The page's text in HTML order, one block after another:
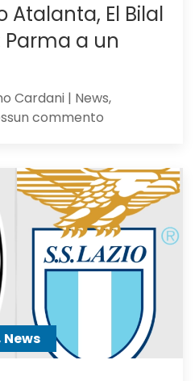
El Bilal
Parma a un
Cardani | News,
commento
El
Bilal
resta
in
uscita:
Parma
passo
News